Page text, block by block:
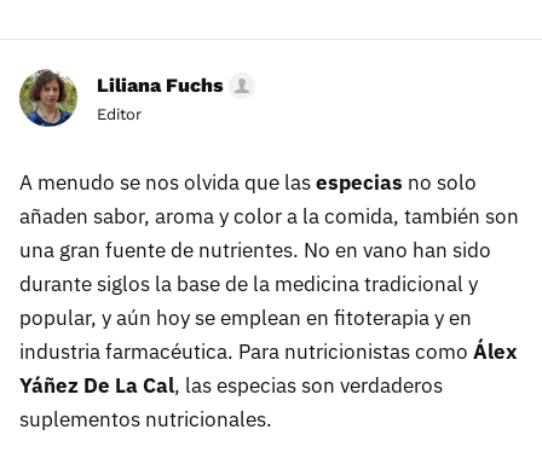
Liliana Fuchs
Editor
A menudo se nos olvida que lasespecias no solo
añaden sabor, aroma y color a la comida, también son
una gran fuente de nutrientes. No en vano han sido
durante siglos la base de la medicina tradicional y
popular, y aún hoy se emplean en fitoterapia y en
industria farmacéutica. Para nutricionistas como Álex
Yáñez De La Cal, las especias son verdaderos
suplementos nutricionales.